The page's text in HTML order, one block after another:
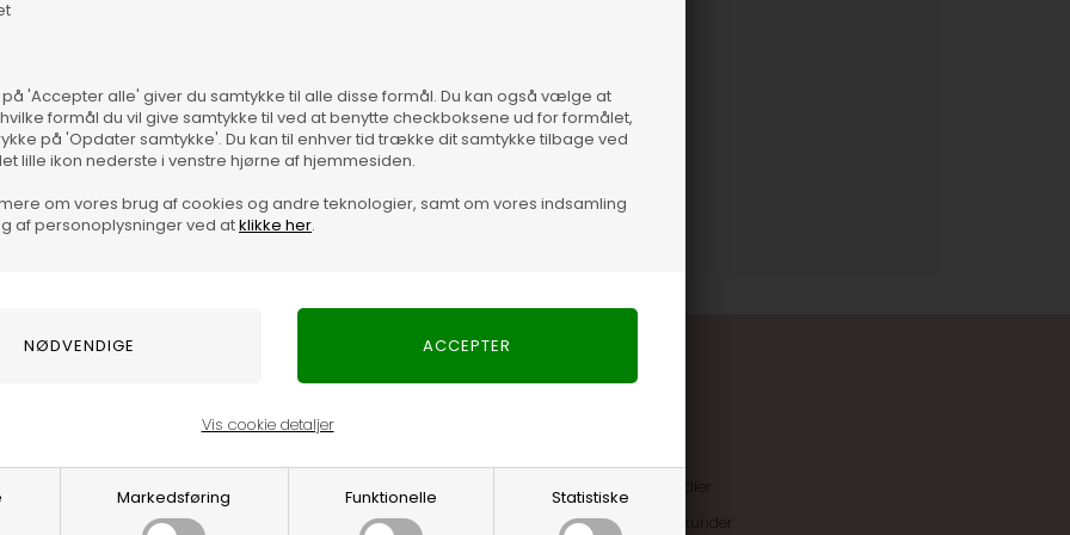
'Accepter alle' giver du samtykke til alle disse formål. Du kan også vælge at
formål du vil give samtykke til ved at benytte checkboksene ud for formålet,
på 'Opdater samtykke'. Du kan til enhver tid trække dit samtykke tilbage ved
lille ikon nederste i venstre hjørne af hjemmesiden.
om vores brug af cookies og andre teknologier, samt om vores indsamling
af personoplysninger ved atklikke her.
Markedsføring Funktionelle Statistiske
Vis cookie detaljer
velklædt look. De fungerer også virkelig godt til en
og stil, som Beck Söndergaard er kendt for.
godt hele dagen.
Efloria Cotta Strømperne dig et sikkert, stilrent udtryk.
Optjen 3% i bonuskroner når du handler
Særlige, eksklusive tilbud kun til klubkunder